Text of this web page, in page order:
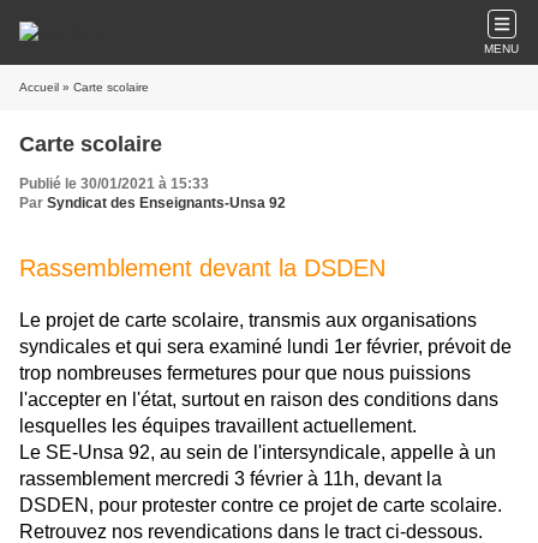
MENU
Accueil » Carte scolaire
Carte scolaire
Publié le 30/01/2021 à 15:33
Par Syndicat des Enseignants-Unsa 92
Rassemblement devant la DSDEN
Le projet de carte scolaire, transmis aux organisations
syndicales et qui sera examiné lundi 1er février, prévoit de
trop nombreuses fermetures pour que nous puissions
l'accepter en l'état, surtout en raison des conditions dans
lesquelles les équipes travaillent actuellement.
Le SE-Unsa 92, au sein de l'intersyndicale, appelle à un
rassemblement mercredi 3 février à 11h, devant la
DSDEN, pour protester contre ce projet de carte scolaire.
Retrouvez nos revendications dans le tract ci-dessous.